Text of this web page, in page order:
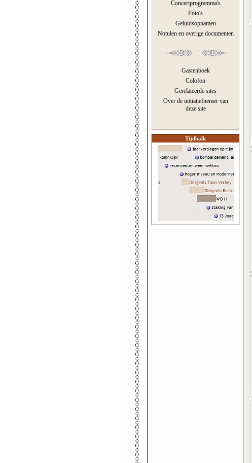
Concertprogramma's
Foto's
Geluidsopnamen
Notulen en overige documenten
Gastenboek
Colofon
Gerelateerde sites
Over de initiatiefnemer van
deze site
Tijdbalk